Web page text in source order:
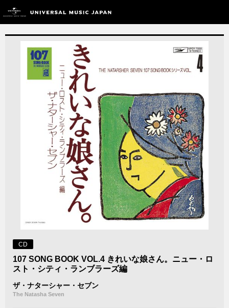
CD
107 SONG BOOK VOL.4 きれいな娘さん。ニュー・ロ
スト・シティ・ランブラーズ編
ザ・ナターシャー・セブン
The Natasha Seven